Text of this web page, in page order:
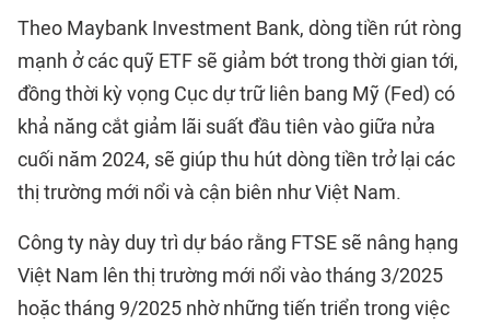
Theo Maybank Investment Bank, dòng tiền rút ròng
mạnh ở các quỹ ETF sẽ giảm bớt trong thời gian tới,
đồng thời kỳ vọng Cục dự trữ liên bang Mỹ (Fed) có
khả năng cắt giảm lãi suất đầu tiên vào giữa nửa
cuối năm 2024, sẽ giúp thu hút dòng tiền trở lại các
thị trường mới nổi và cận biên như Việt Nam.
Công ty này duy trì dự báo rằng FTSE sẽ nâng hạng
Việt Nam lên thị trường mới nổi vào tháng 3/2025
hoặc tháng 9/2025 nhờ những tiến triển trong việc